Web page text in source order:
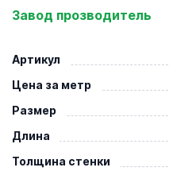
Завод прозводитель
Артикул
Цена за метр
Размер
Длина
Толщина стенки